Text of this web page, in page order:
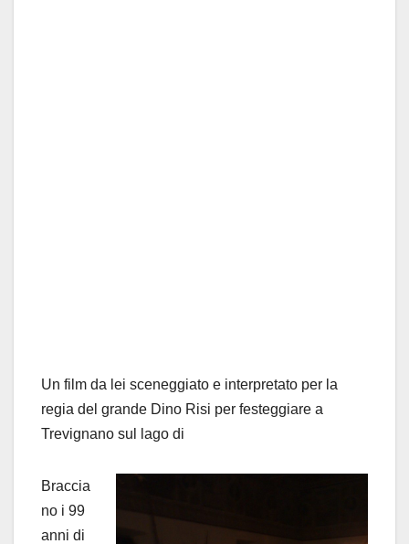
Un film da lei sceneggiato e interpretato per la
regia del grande Dino Risi per festeggiare a
Trevignano sul lago di
Braccia
no i 99
anni di